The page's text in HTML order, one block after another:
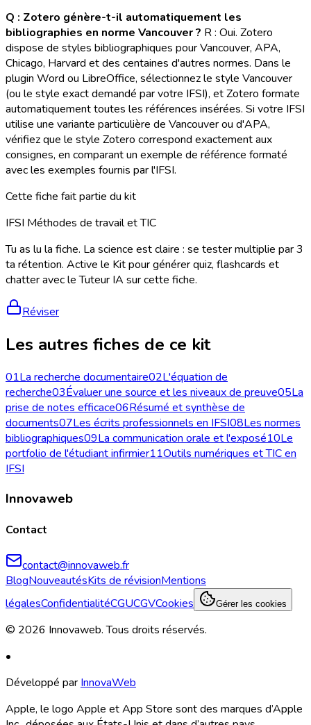
Q : Zotero génère-t-il automatiquement les
bibliographies en norme Vancouver ? R : Oui. Zotero
dispose de styles bibliographiques pour Vancouver, APA,
Chicago, Harvard et des centaines d'autres normes. Dans le
plugin Word ou LibreOffice, sélectionnez le style Vancouver
(ou le style exact demandé par votre IFSI), et Zotero formate
automatiquement toutes les références insérées. Si votre IFSI
utilise une variante particulière de Vancouver ou d'APA,
vérifiez que le style Zotero correspond exactement aux
consignes, en comparant un exemple de référence formaté
avec les exemples fournis par l'IFSI.
Cette fiche fait partie du kit
IFSI Méthodes de travail et TIC
Tu as lu la fiche. La science est claire : se tester multiplie par 3
ta rétention. Active le Kit pour générer quiz, flashcards et
chatter avec le Tuteur IA sur cette fiche.
Réviser
Les autres fiches de ce kit
01La recherche documentaire02L'équation de
recherche03Évaluer une source et les niveaux de preuve05La
prise de notes efficace06Résumé et synthèse de
documents07Les écrits professionnels en IFSI08Les normes
bibliographiques09La communication orale et l'exposé10Le
portfolio de l'étudiant infirmier11Outils numériques et TIC en
IFSI
Innovaweb
Contact
contact@innovaweb.fr
BlogNouveautésKits de révisionMentions
légalesConfidentialitéCGUCGVCookies Gérer les cookies
© 2026 Innovaweb.Tous droits réservés.
•
Développé par InnovaWeb
Apple, le logo Apple et App Store sont des marques d’Apple